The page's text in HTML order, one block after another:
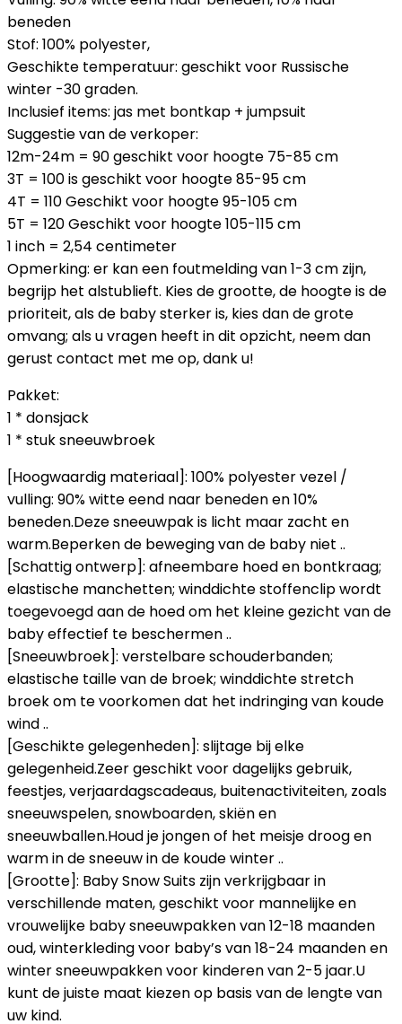
beneden
Stof: 100% polyester,
Geschikte temperatuur: geschikt voor Russische
winter -30 graden.
Inclusief items: jas met bontkap + jumpsuit
Suggestie van de verkoper:
12m-24m = 90 geschikt voor hoogte 75-85 cm
3T = 100 is geschikt voor hoogte 85-95 cm
4T = 110 Geschikt voor hoogte 95-105 cm
5T = 120 Geschikt voor hoogte 105-115 cm
1 inch = 2,54 centimeter
Opmerking: er kan een foutmelding van 1-3 cm zijn,
begrijp het alstublieft. Kies de grootte, de hoogte is de
prioriteit, als de baby sterker is, kies dan de grote
omvang; als u vragen heeft in dit opzicht, neem dan
gerust contact met me op, dank u!
Pakket:
1 * donsjack
1 * stuk sneeuwbroek
[Hoogwaardig materiaal]: 100% polyester vezel /
vulling: 90% witte eend naar beneden en 10%
beneden.Deze sneeuwpak is licht maar zacht en
warm.Beperken de beweging van de baby niet ..
[Schattig ontwerp]: afneembare hoed en bontkraag;
elastische manchetten; winddichte stoffenclip wordt
toegevoegd aan de hoed om het kleine gezicht van de
baby effectief te beschermen ..
[Sneeuwbroek]: verstelbare schouderbanden;
elastische taille van de broek; winddichte stretch
broek om te voorkomen dat het indringing van koude
wind ..
[Geschikte gelegenheden]: slijtage bij elke
gelegenheid.Zeer geschikt voor dagelijks gebruik,
feestjes, verjaardagscadeaus, buitenactiviteiten, zoals
sneeuwspelen, snowboarden, skiën en
sneeuwballen.Houd je jongen of het meisje droog en
warm in de sneeuw in de koude winter ..
[Grootte]: Baby Snow Suits zijn verkrijgbaar in
verschillende maten, geschikt voor mannelijke en
vrouwelijke baby sneeuwpakken van 12-18 maanden
oud, winterkleding voor baby’s van 18-24 maanden en
winter sneeuwpakken voor kinderen van 2-5 jaar.U
kunt de juiste maat kiezen op basis van de lengte van
uw kind.